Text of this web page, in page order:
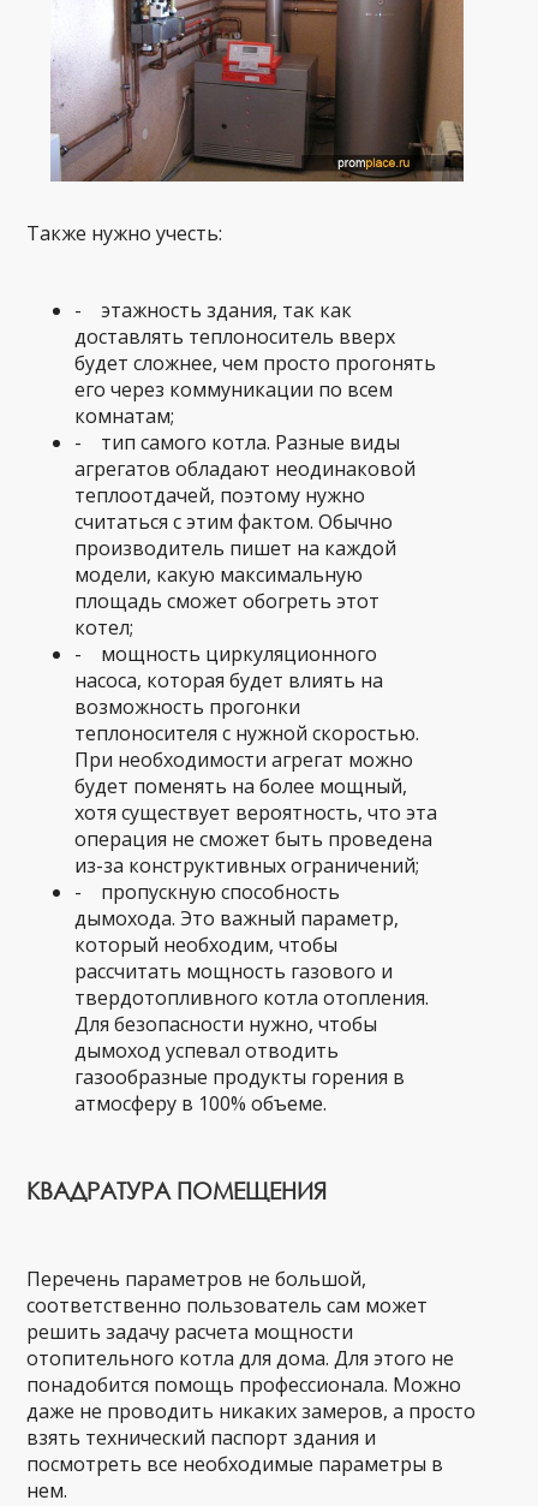
Также нужно учесть:
- этажность здания, так как
доставлять теплоноситель вверх
будет сложнее, чем просто прогонять
его через коммуникации по всем
комнатам;
- тип самого котла. Разные виды
агрегатов обладают неодинаковой
теплоотдачей, поэтому нужно
считаться с этим фактом. Обычно
производитель пишет на каждой
модели, какую максимальную
площадь сможет обогреть этот
котел;
- мощность циркуляционного
насоса, которая будет влиять на
возможность прогонки
теплоносителя с нужной скоростью.
При необходимости агрегат можно
будет поменять на более мощный,
хотя существует вероятность, что эта
операция не сможет быть проведена
из-за конструктивных ограничений;
- пропускную способность
дымохода. Это важный параметр,
который необходим, чтобы
рассчитать мощность газового и
твердотопливного котла отопления.
Для безопасности нужно, чтобы
дымоход успевал отводить
газообразные продукты горения в
атмосферу в 100% объеме.
КВАДРАТУРА ПОМЕЩЕНИЯ
Перечень параметров не большой,
соответственно пользователь сам может
решить задачу расчета мощности
отопительного котла для дома. Для этого не
понадобится помощь профессионала. Можно
даже не проводить никаких замеров, а просто
взять технический паспорт здания и
посмотреть все необходимые параметры в
нем.